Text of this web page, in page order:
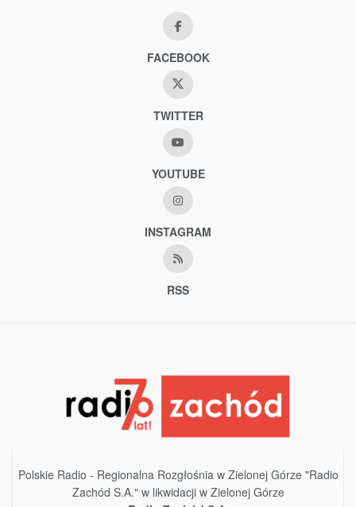
FACEBOOK
TWITTER
YOUTUBE
INSTAGRAM
RSS
Polskie Radio - Regionalna Rozgłośnia w Zielonej Górze "Radio
Zachód S.A." w likwidacji w Zielonej Górze